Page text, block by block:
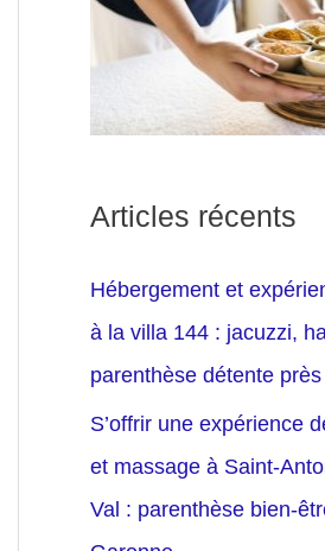
Articles récents
Hébergement et
à la villa 144 : jacuzzi,
parenthèse détente
S’offrir une expérience
et massage à Saint-
Val : parenthèse bien-